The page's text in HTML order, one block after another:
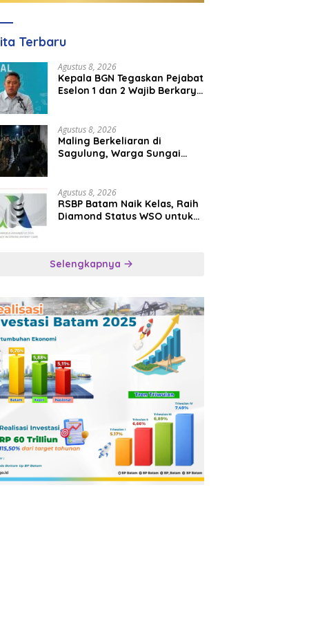
Terbaru
Agustus 8, 2026
Kepala BGN Tegaskan Pejabat
Eselon 1 dan 2 Wajib Berkarya
Agustus 8, 2026
Maling Berkeliaran di
Sagulung, Warga Sungai
Agustus 8, 2026
RSBP Batam Naik Kelas, Raih
Diamond Status WSO untuk
Selengkapnya